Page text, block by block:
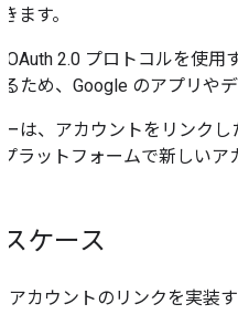
ます。
OAuth 2.0 プロトコルを使
るため、Google のアプリや
ーは、アカウントをリンク
プラットフォームで新しい
スケース
アカウントのリンクを実装